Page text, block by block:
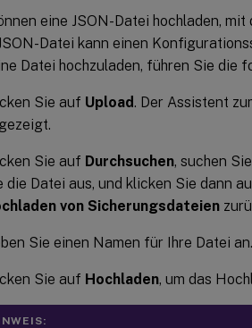
eine JSON-Datei hochladen,
Datei kann einen
Datei hochzuladen, führen Sie die
Sie auf Upload . Der Assistent
Sie auf Durchsuchen, suchen
die Datei aus, und klicken Sie dann
von Sicherungsdateien
Sie einen Namen für Ihre Datei an.
Sie auf Hochladen, um das